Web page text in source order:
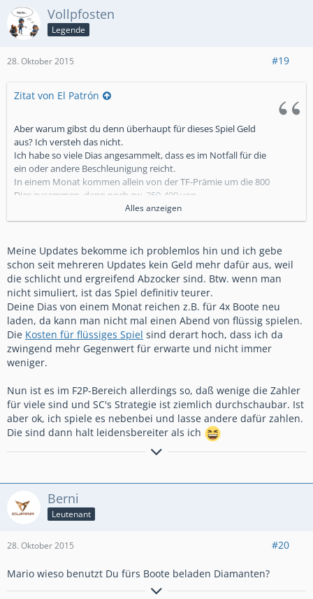
Vollpfosten
Legende
28. Oktober 2015 #19
Zitat von El Patrón
Aber warum gibst du denn überhaupt für dieses Spiel Geld
aus? Ich versteh das nicht.
Ich habe so viele Dias angesammelt, dass es im Notfall für die
ein oder andere Beschleunigung reicht.
In einem Monat kommen allein von der TF-Prämie um die 800
Dias zusammen, dann noch zw. 250-400 von
Überfällen auf meine Basis, dann noch weitere von
Tauchstellen und der täglichen Belohnung.
Meine Lager sind auch immer mit um die 4 Mio. Rohstoffen
gefüllt.
Alles anzeigen
Meine Updates bekomme ich problemlos hin und ich gebe
schon seit mehreren Updates kein Geld mehr dafür aus, weil
die schlicht und ergreifend Abzocker sind. Btw. wenn man
nicht simuliert, ist das Spiel definitiv teurer.
Deine Dias von einem Monat reichen z.B. für 4x Boote neu
laden, da kann man nicht mal einen Abend von flüssig spielen.
Die Kosten für flüssiges Spiel sind derart hoch, dass ich da
zwingend mehr Gegenwert für erwarte und nicht immer
weniger.
Nun ist es im F2P-Bereich allerdings so, daß wenige die Zahler
für viele sind und SC's Strategie ist ziemlich durchschaubar. Ist
aber ok, ich spiele es nebenbei und lasse andere dafür zahlen.
Die sind dann halt leidensbereiter als ich
[align=center]Spiel mit den Besten - Tatter Force 1 - ein
Berni
Leutenant
28. Oktober 2015 #20
Mario wieso benutzt Du fürs Boote beladen Diamanten?
Bei Fragen stehe ich euch gerne zur Verfügung